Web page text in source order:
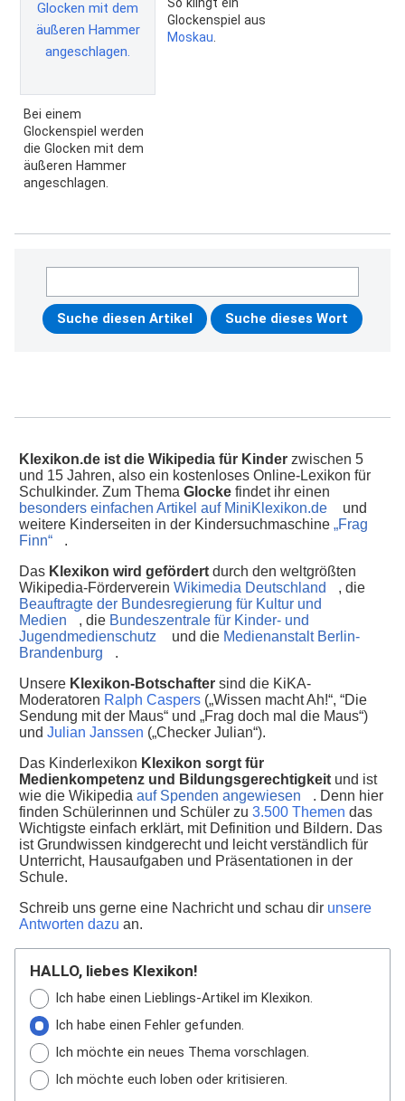
Bei einem
Glockenspiel werden
die Glocken mit dem
äußeren Hammer
angeschlagen.
So klingt ein
Glockenspiel aus
Moskau.
Klexikon.de ist die Wikipedia für Kinder zwischen 5
und 15 Jahren, also ein kostenloses Online-Lexikon für
Schulkinder. Zum Thema Glocke findet ihr einen
besonders einfachen Artikel auf MiniKlexikon.de
und
weitere Kinderseiten in der Kindersuchmaschine „Frag
Finn“
.
Das Klexikon wird gefördert durch den weltgrößten
Wikipedia-Förderverein Wikimedia Deutschland
, die
Beauftragte der Bundesregierung für Kultur und
Medien
, die Bundeszentrale für Kinder- und
Jugendmedienschutz
und die Medienanstalt Berlin-
Brandenburg
.
Unsere Klexikon-Botschafter sind die KiKA-
Moderatoren Ralph Caspers („Wissen macht Ah!“, “Die
Sendung mit der Maus“ und „Frag doch mal die Maus“)
und Julian Janssen („Checker Julian“).
Das Kinderlexikon Klexikon sorgt für
Medienkompetenz und Bildungsgerechtigkeit und ist
wie die Wikipedia auf Spenden angewiesen
. Denn hier
finden Schülerinnen und Schüler zu 3.500 Themen das
Wichtigste einfach erklärt, mit Definition und Bildern. Das
ist Grundwissen kindgerecht und leicht verständlich für
Unterricht, Hausaufgaben und Präsentationen in der
Schule.
Schreib uns gerne eine Nachricht und schau dir unsere
Antworten dazu an.
HALLO, liebes Klexikon!
Ich habe einen Lieblings-Artikel im Klexikon.
Ich habe einen Fehler gefunden.
Ich möchte ein neues Thema vorschlagen.
Ich möchte euch loben oder kritisieren.